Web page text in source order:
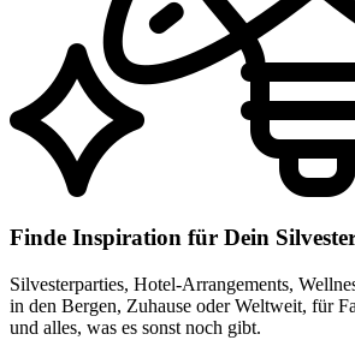
Finde Inspiration für Dein
Silvesterparties, Hotel-Arrangements,
in den Bergen, Zuhause oder Weltweit, für
und alles, was es sonst noch gibt.